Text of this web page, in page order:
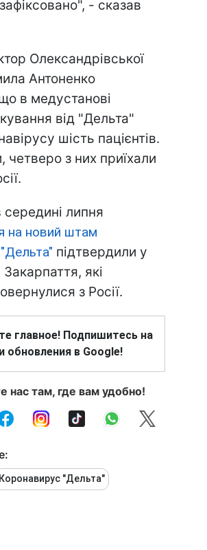
- сказав
Олександрівської
Антоненко
в медустанові
від "Дельта"
шість пацієнтів.
четверо з них приїхали
липня
на новий штам
підтвердили у
які
з Росії.
главное! Подпишитесь на
обновления в Google!
нас там, где вам удобно!
Коронавирус "Дельта"